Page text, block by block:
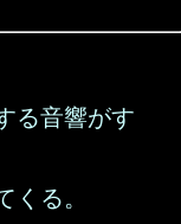
る音響がす
くる。